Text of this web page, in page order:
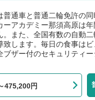
普通車と普通二輪免許の
ーアカデミー那須高原は
。また、全国有数の自動
致します。毎日の食事は
ブザー付のセキュリティ
475,200円